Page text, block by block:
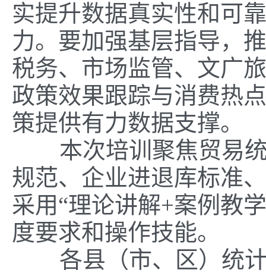
实提升数据真实性和可
力。要加强基层指导，
税务、市场监管、文广
政策效果跟踪与消费热
策提供有力数据支撑。
本次培训聚焦贸易统
规范、企业进退库标准
采用“理论讲解+案例教
度要求和操作技能。
各县（市、区）统计